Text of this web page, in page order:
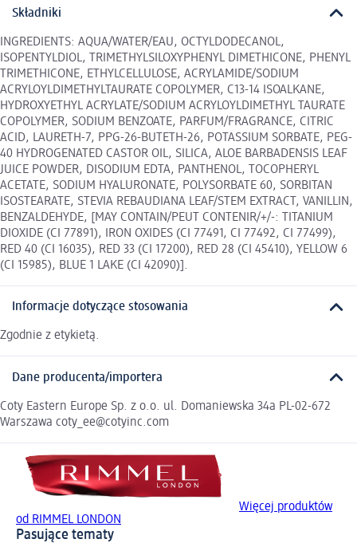
Składniki
INGREDIENTS: AQUA/WATER/EAU, OCTYLDODECANOL,
ISOPENTYLDIOL, TRIMETHYLSILOXYPHENYL DIMETHICONE, PHENYL
TRIMETHICONE, ETHYLCELLULOSE, ACRYLAMIDE/SODIUM
ACRYLOYLDIMETHYLTAURATE COPOLYMER, C13-14 ISOALKANE,
HYDROXYETHYL ACRYLATE/SODIUM ACRYLOYLDIMETHYL TAURATE
COPOLYMER, SODIUM BENZOATE, PARFUM/FRAGRANCE, CITRIC
ACID, LAURETH-7, PPG-26-BUTETH-26, POTASSIUM SORBATE, PEG-
40 HYDROGENATED CASTOR OIL, SILICA, ALOE BARBADENSIS LEAF
JUICE POWDER, DISODIUM EDTA, PANTHENOL, TOCOPHERYL
ACETATE, SODIUM HYALURONATE, POLYSORBATE 60, SORBITAN
ISOSTEARATE, STEVIA REBAUDIANA LEAF/STEM EXTRACT, VANILLIN,
BENZALDEHYDE, [MAY CONTAIN/PEUT CONTENIR/+/-: TITANIUM
DIOXIDE (CI 77891), IRON OXIDES (CI 77491, CI 77492, CI 77499),
RED 40 (CI 16035), RED 33 (CI 17200), RED 28 (CI 45410), YELLOW 6
(CI 15985), BLUE 1 LAKE (CI 42090)].
Informacje dotyczące stosowania
Zgodnie z etykietą.
Dane producenta/importera
Coty Eastern Europe Sp. z o.o. ul. Domaniewska 34a PL-02-672
Warszawa coty_ee@cotyinc.com
Więcej produktów
od RIMMEL LONDON
Pasujące tematy